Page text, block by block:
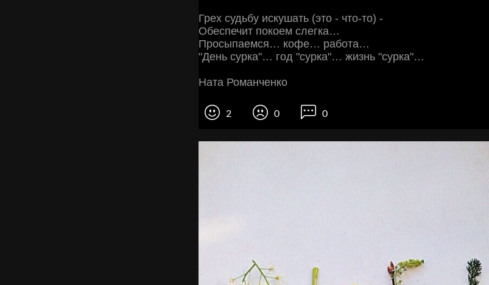
Грех судьбу искушать (это - что-то) -
Обеспечит покоем слегка…
Просыпаемся… кофе… работа…
"День сурка"… год "сурка"… жизнь "сурка"…
Ната Романченко
2 0 0